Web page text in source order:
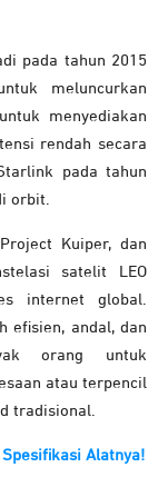
pada tahun 2015
meluncurkan
menyediakan
rendah secara
pada tahun
orbit.
Kuiper, dan
satelit LEO
internet global.
efisien, andal, dan
orang untuk
atau terpencil
tradisional.
Alatnya!